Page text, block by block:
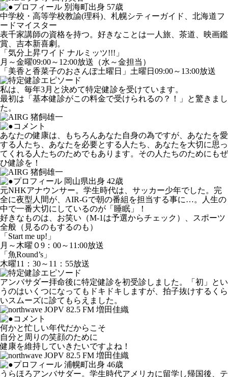
別海町出身 57歳
中学校・高等学校教諭(理科)、札幌シティーガイド、北海道フ
ードマイスター
表千家講師の資格を持つ。好きなことは一人旅、茶道、映画鑑
賞、吉本新喜劇。
「気分上昇ワイド ナルミッツ!!!」
月～金曜09:00～12:00放送（水～金担当）
「美香と香菜子のおさんぽ土曜日」土曜日09:00～13:00放送
私は、毎年3月と決めて特定健診を受けています。
最初は「基本健診がこの料金で受けられるの？！」と驚きまし
た。
あなたの健康は、もちろんあなた自身の為ですが、あなたを愛
する人たち、あなたを必要とする人たち、あなたを大切に思っ
てくれる人たちのためでもあります。その人たちのためにもぜ
ひ健診を！
岡山県出身 42歳
元NHKアナウンサー。学生時代は、サッカー少年でした。完
全に夜型人間が、AIR-Gで朝の番組を担当する事に…。人生の
中で一番大切にしているのが「睡眠」！
好きなものは、お笑い（M-1は予選からチェック）、スポーツ
全般（見るのもするのも）
「Start me up!」
月～木曜０9：00～11:00放送
「魚Round’s」
木曜11：30～11：55放送
アンバサダー拝命後に特定健診を初受診しました。「初」とい
うのはいくつになってもドキドキしますが、拍子抜けするくら
いスムーズに診てもらえました。
何かと忙しい年代だからこそ
自分と周りの笑顔のために
健康を維持していきたいですよね！
浦幌町出身 46歳
うらほろアンバサダー。学生時代アメリカに留学し帰国後、テ